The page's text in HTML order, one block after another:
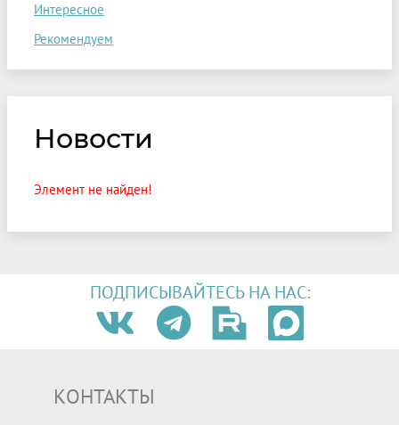
Интересное
Рекомендуем
Новости
Элемент не найден!
ПОДПИСЫВАЙТЕСЬ НА НАС:
КОНТАКТЫ